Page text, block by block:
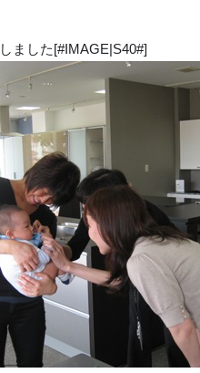
ました[#IMAGE|S40#]